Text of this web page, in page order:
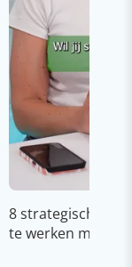
8 strategische
te werken met